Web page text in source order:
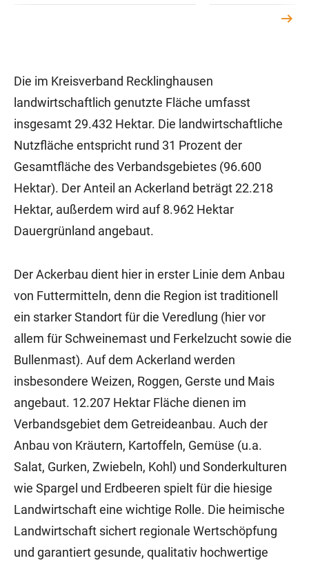
Die im Kreisverband Recklinghausen
landwirtschaftlich genutzte Fläche umfasst
insgesamt 29.432 Hektar. Die landwirtschaftliche
Nutzfläche entspricht rund 31 Prozent der
Gesamtfläche des Verbandsgebietes (96.600
Hektar). Der Anteil an Ackerland beträgt 22.218
Hektar, außerdem wird auf 8.962 Hektar
Dauergrünland angebaut.
Der Ackerbau dient hier in erster Linie dem Anbau
von Futtermitteln, denn die Region ist traditionell
ein starker Standort für die Veredlung (hier vor
allem für Schweinemast und Ferkelzucht sowie die
Bullenmast). Auf dem Ackerland werden
insbesondere Weizen, Roggen, Gerste und Mais
angebaut. 12.207 Hektar Fläche dienen im
Verbandsgebiet dem Getreideanbau. Auch der
Anbau von Kräutern, Kartoffeln, Gemüse (u.a.
Salat, Gurken, Zwiebeln, Kohl) und Sonderkulturen
wie Spargel und Erdbeeren spielt für die hiesige
Landwirtschaft eine wichtige Rolle. Die heimische
Landwirtschaft sichert regionale Wertschöpfung
und garantiert gesunde, qualitativ hochwertige